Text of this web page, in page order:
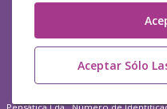
Aceptar Sólo